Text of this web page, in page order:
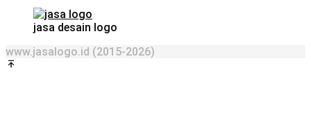
jasa desain logo
www.jasalogo.id (2015-2026)